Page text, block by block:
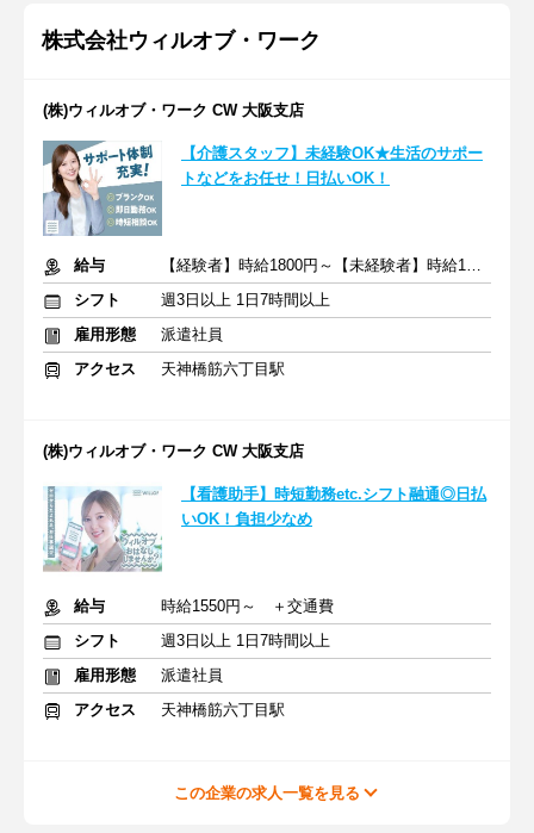
株式会社ウィルオブ・ワーク
(株)ウィルオブ・ワーク CW 大阪支店
【介護スタッフ】未経験OK★生活のサポー
トなどをお任せ！日払いOK！
給与
【経験者】時給1800円～【未経験者】時給1500円～ ＋交通費
シフト
週3日以上 1日7時間以上
雇用形態
派遣社員
アクセス
天神橋筋六丁目駅
(株)ウィルオブ・ワーク CW 大阪支店
【看護助手】時短勤務etc.シフト融通◎日払
いOK！負担少なめ
給与
時給1550円～ ＋交通費
シフト
週3日以上 1日7時間以上
雇用形態
派遣社員
アクセス
天神橋筋六丁目駅
この企業の求人一覧を見る